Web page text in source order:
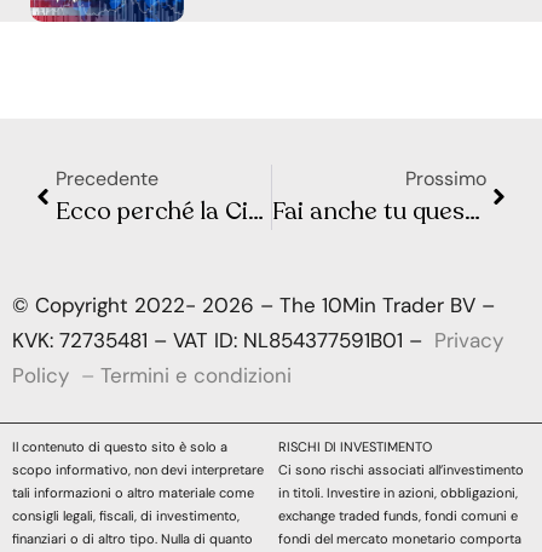
Precedente
Ecco perché la Cina ha sostituito il capo dell’autorità di regolamentazione dei mercati
Prossimo
Fai anche tu questi 4 Errori di Trading?
© Copyright 2022- 2026 – The 10Min Trader BV –
KVK: 72735481 – VAT ID: NL854377591B01 – Privacy
Policy – Termini e condizioni
Il contenuto di questo sito è solo a
scopo informativo, non devi interpretare
tali informazioni o altro materiale come
consigli legali, fiscali, di investimento,
finanziari o di altro tipo. Nulla di quanto
RISCHI DI INVESTIMENTO
Ci sono rischi associati all’investimento
in titoli. Investire in azioni, obbligazioni,
exchange traded funds, fondi comuni e
fondi del mercato monetario comporta